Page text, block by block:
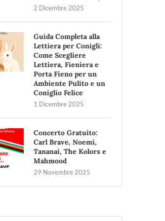
2 Dicembre 2025
Guida Completa alla
Lettiera per Conigli:
Come Scegliere
Lettiera, Fieniera e
Porta Fieno per un
Ambiente Pulito e un
Coniglio Felice
1 Dicembre 2025
Concerto Gratuito:
Carl Brave, Noemi,
Tananai, The Kolors e
Mahmood
29 Novembre 2025